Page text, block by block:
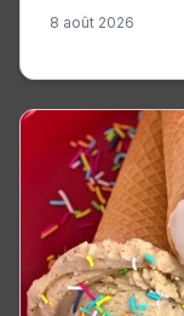
8 août 2026